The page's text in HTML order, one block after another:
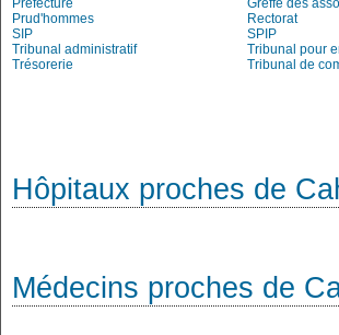
Préfecture
Greffe des
Prud'hommes
Rectorat
SIP
SPIP
Tribunal administratif
Tribunal pour
Trésorerie
Tribunal de
Hôpitaux proches de
Médecins proches de